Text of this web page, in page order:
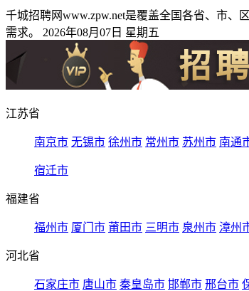
千城招聘网www.zpw.net是覆盖全国各省、市
需求。 2026年08月07日 星期五
江苏省
南京市 无锡市 徐州市 常州市 苏州市 南通
宿迁市
福建省
福州市 厦门市 莆田市 三明市 泉州市 漳州
河北省
石家庄市 唐山市 秦皇岛市 邯郸市 邢台市